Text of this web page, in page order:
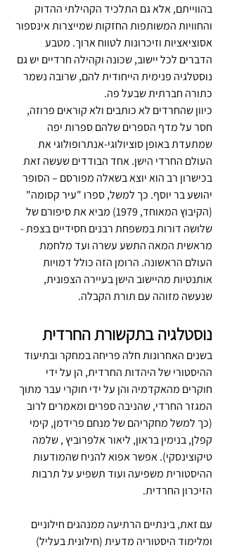
בהווייתם, אלא גם התלכיד הקהילתי ההדוק
והחוויות המשותפות החזקות שמייצרות אינספור
אסוציאציות וזיכרונות לטווח ארוך. מטבע
הדברים לכל יישוב, שכונה וקהילה חרדיים יש גם
נוסטלגיה פנימית הייחודית להם, שרובה נשמר
כתורה חברתית שבעל פה.
כיוון שהחרדים לא כותבים ולא קוראים פרוזה,
חסר על מדף הספרים שלהם ספרות יפה
שמתעדת באופן סוציולוגי-אנתרופולוגי את
העולם החרדי הישן. אחד הבודדים שעשה זאת
בכישרון רב הוא יוצא בשאלה מפורסם – הסופר
יהושע בר יוסף. כך למשל, ספרו "עיר קסומה"
(הקיבוץ המאוחד, 1979) מביא את סיפורם של
שלושה דורות במשפחת רבנים חסידיים בצפת -
מראשית המאה התשע עשרה ועד מלחמת
העולם הראשונה. הרומן הזה כולל דמויות
אותנטיות מהיישוב הישן בעיירה הצפונית,
שנעשה מזוהה עם תורת הקבלה.
נוסטלגיה בתקשורת החרדית
בשנים האחרונות חלה פריחה במחקר ובתיעוד
ההיסטורי של היהדות החרדית, הן על ידי
חוקרים מהאקדמיה והן על ידי חוקרי עבר מתוך
המגזר החרדי, שהניבה ספרים ומאמרים לרוב
(כך למשל מחקריהם של מנחם פרידמן, קימי
קפלן, בנימין בראון, ליאור אלפרוביץ , שלמה
טיקוצינסקי). אפשר אפוא להניח שהמודעות
ההיסטורית משפיעה ועוד תשפיע על תרבות
הזיכרון החרדית.
עם זאת, בינתיים הרתיעה ממנהגים חילוניים
ומלימוד היסטוריה מדעית (חילונית בעליל)